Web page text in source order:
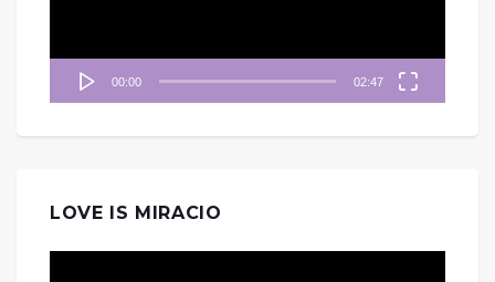
00:00 02:47
LOVE IS MIRACIO